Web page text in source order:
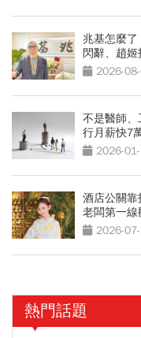
兆基怎麼了
閃辭、趙
最新聲明
2026-
不是醫師、
行月薪快7
2026-
酒店公關
老闆第一
點」2026-
熱門話題